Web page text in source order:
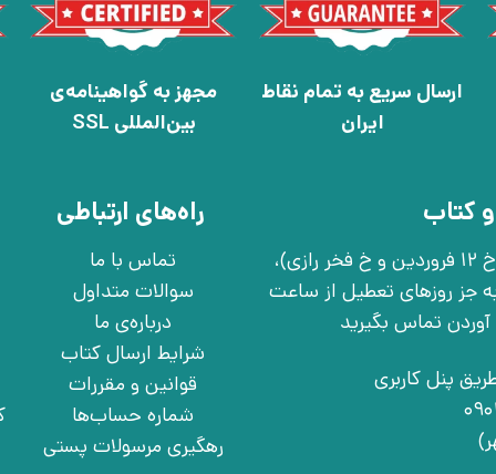
ارسال سریع به تمام نقاط
ایران
مجهز به گواهینامه‌ی
بین‌المللی SSL
کتاب
تهران، خ انقلاب، خ 12 فروردین، خ روانمهر شرقی(بین خ 12 فروردین و خ فخر رازی)،
به جز روزهای تعطیل از ساعت
پنل کاربری
راه‌های ارتباطی
تماس با ما
سوالات متداول
درباره‌ی ما
شرایط ارسال کتاب
قوانین و مقررات
شماره حساب‌ها
رهگیری مرسولات پستی